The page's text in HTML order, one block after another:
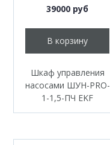
39000 руб
В корзину
Шкаф управления
насосами ШУН-PRO-
1-1,5-ПЧ EKF